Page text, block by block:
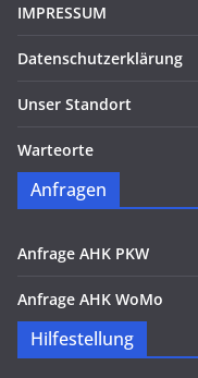
IMPRESSUM
Datenschutzerklärung
Unser Standort
Warteorte
Anfragen
Anfrage AHK PKW
Anfrage AHK WoMo
Hilfestellung